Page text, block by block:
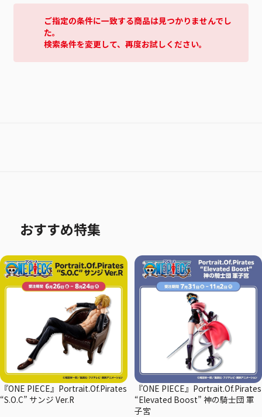
ご指定の条件に一致する商品は見つかりませんでし
た。
検索条件を変更して、再度お試しください。
おすすめ特集
『ONE PIECE』Portrait.Of.Pirates
“S.O.C” サンジ Ver.R
『ONE PIECE』Portrait.Of.Pirates
“Elevated Boost” 神の騎士団 軍
子宮